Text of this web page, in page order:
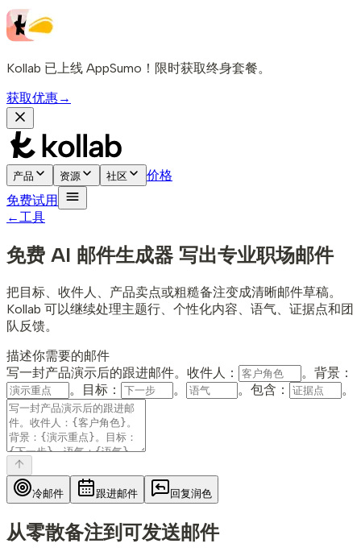
Kollab 已上线 AppSumo！限时获取终身套餐。
获取优惠→
产品 资源 社区
价格
免费试用
←工具
免费 AI 邮件生成器 写出专业职场邮件
把目标、收件人、产品卖点或粗糙备注变成清晰邮件草稿。
Kollab 可以继续处理主题行、个性化内容、语气、证据点和团
队反馈。
描述你需要的邮件
写一封产品演示后的跟进邮件。收件人：
。背景：
。目标：
。 。包含： 。
冷邮件 跟进邮件 回复润色
从零散备注到可发送邮件